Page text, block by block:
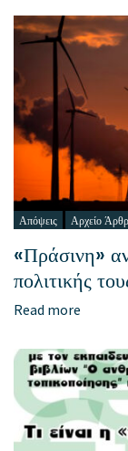
Απόψεις Αρχείο
«Πράσινη»
πολιτικής
Read more